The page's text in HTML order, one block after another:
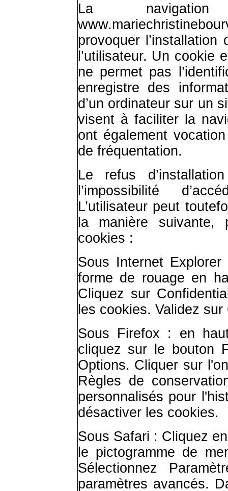
La
provoquer l’installation
l’utilisateur. Un cookie
ne permet pas
enregistre des
d’un ordinateur sur un
visent à faciliter la
ont également
de fréquentation.
Le refus
l’impossibilité
L’utilisateur peut
la manière suivante,
cookies :
Sous Internet
forme de rouage en
Cliquez sur
les cookies. Validez sur
Sous Firefox : en
cliquez sur le bouton
Options. Cliquer sur
Règles de
personnalisés pour
désactiver les cookies.
Sous Safari : Cliquez
le pictogramme de
Sélectionnez
paramètres avancés.